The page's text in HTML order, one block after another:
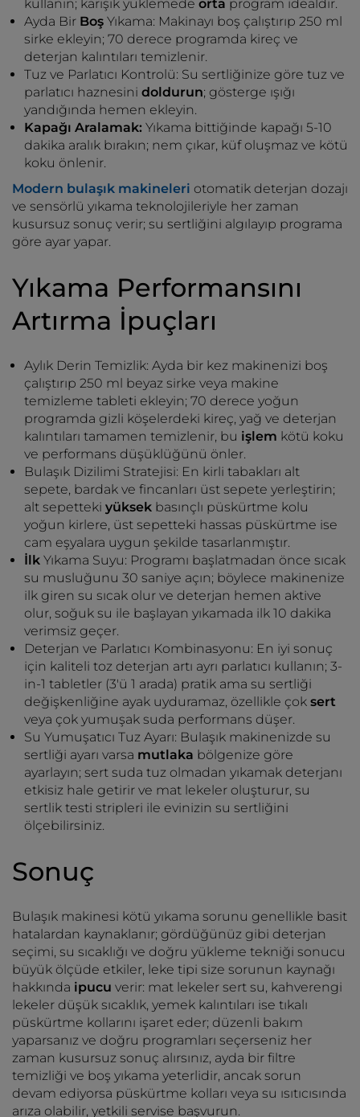
kullanın; karışık yüklemede orta program idealdir.
Ayda Bir Boş Yıkama: Makinayı boş çalıştırıp 250 ml
sirke ekleyin; 70 derece programda kireç ve
deterjan kalıntıları temizlenir.
Tuz ve Parlatıcı Kontrolü: Su sertliğinize göre tuz ve
parlatıcı haznesini doldurun; gösterge ışığı
yandığında hemen ekleyin.
Kapağı Aralamak: Yıkama bittiğinde kapağı 5-10
dakika aralık bırakın; nem çıkar, küf oluşmaz ve kötü
koku önlenir.
Modern bulaşık makineleri otomatik deterjan dozajı
ve sensörlü yıkama teknolojileriyle her zaman
kusursuz sonuç verir; su sertliğini algılayıp programa
göre ayar yapar.
Yıkama Performansını
Artırma İpuçları
Aylık Derin Temizlik: Ayda bir kez makinenizi boş
çalıştırıp 250 ml beyaz sirke veya makine
temizleme tableti ekleyin; 70 derece yoğun
programda gizli köşelerdeki kireç, yağ ve deterjan
kalıntıları tamamen temizlenir, bu işlem kötü koku
ve performans düşüklüğünü önler.
Bulaşık Dizilimi Stratejisi: En kirli tabakları alt
sepete, bardak ve fincanları üst sepete yerleştirin;
alt sepetteki yüksek basınçlı püskürtme kolu
yoğun kirlere, üst sepetteki hassas püskürtme ise
cam eşyalara uygun şekilde tasarlanmıştır.
İlk Yıkama Suyu: Programı başlatmadan önce sıcak
su musluğunu 30 saniye açın; böylece makinenize
ilk giren su sıcak olur ve deterjan hemen aktive
olur, soğuk su ile başlayan yıkamada ilk 10 dakika
verimsiz geçer.
Deterjan ve Parlatıcı Kombinasyonu: En iyi sonuç
için kaliteli toz deterjan artı ayrı parlatıcı kullanın; 3-
in-1 tabletler (3'ü 1 arada) pratik ama su sertliği
değişkenliğine ayak uyduramaz, özellikle çok sert
veya çok yumuşak suda performans düşer.
Su Yumuşatıcı Tuz Ayarı: Bulaşık makinenizde su
sertliği ayarı varsa mutlaka bölgenize göre
ayarlayın; sert suda tuz olmadan yıkamak deterjanı
etkisiz hale getirir ve mat lekeler oluşturur, su
sertlik testi stripleri ile evinizin su sertliğini
ölçebilirsiniz.
Sonuç
Bulaşık makinesi kötü yıkama sorunu genellikle basit
hatalardan kaynaklanır; gördüğünüz gibi deterjan
seçimi, su sıcaklığı ve doğru yükleme tekniği sonucu
büyük ölçüde etkiler, leke tipi size sorunun kaynağı
hakkında ipucu verir: mat lekeler sert su, kahverengi
lekeler düşük sıcaklık, yemek kalıntıları ise tıkalı
püskürtme kollarını işaret eder; düzenli bakım
yaparsanız ve doğru programları seçerseniz her
zaman kusursuz sonuç alırsınız, ayda bir filtre
temizliği ve boş yıkama yeterlidir, ancak sorun
devam ediyorsa püskürtme kolları veya su ısıtıcısında
arıza olabilir, yetkili servise başvurun.